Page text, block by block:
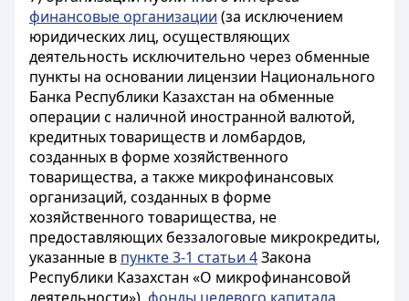
финансовые организации (за исключением
юридических лиц, осуществляющих
деятельность исключительно через обменные
пункты на основании лицензии Национального
Банка Республики Казахстан на обменные
операции с наличной иностранной валютой,
кредитных товариществ и ломбардов,
созданных в форме хозяйственного
товарищества, а также микрофинансовых
организаций, созданных в форме
хозяйственного товарищества, не
предоставляющих беззалоговые микрокредиты,
указанные в пункте 3-1 статьи 4Закона
Республики Казахстан «О микрофинансовой